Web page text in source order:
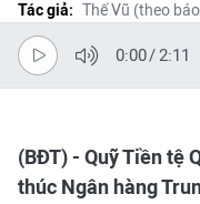
Tác giả: Thế Vũ (theo
0:00/2:11
(BĐT) - Quỹ Tiền tệ
thúc Ngân hàng